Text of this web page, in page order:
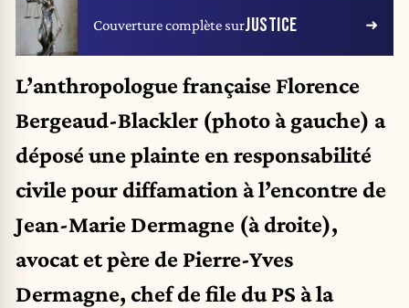
Couverture complète surJUSTICE
L’anthropologue française Florence
Bergeaud-Blackler (photo à gauche) a
déposé une plainte en responsabilité
civile pour diffamation à l’encontre de
Jean-Marie Dermagne (à droite),
avocat et père de Pierre-Yves
Dermagne, chef de file du PS à la